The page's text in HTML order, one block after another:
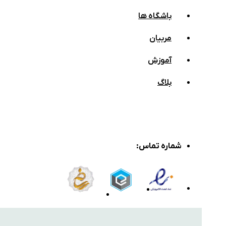
باشگاه ها
مربیان
آموزش
بلاگ
شماره تماس: